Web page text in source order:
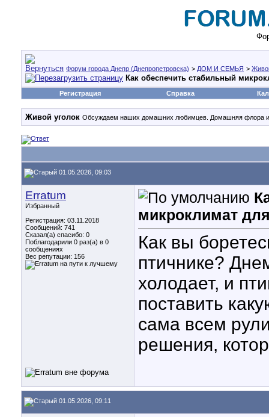
Форум города Днепр (Днепропетровска) > ДОМ И СЕМЬЯ >
Как обеспечить стабильный
Регистрация Справка
Живой уголок Обсуждаем наших домашних любимцев. Домашняя флора
01.05.2026, 09:03
Erratum
Избранный
Регистрация: 03.11.2018
Сообщений: 741
Сказал(а) спасибо: 0
Поблагодарили 0 раз(а) в 0
сообщениях
Вес репутации: 156
микроклимат
Как вы
птичнике?
холодает, и
поставить
сама всем
решения,
01.05.2026, 09:11